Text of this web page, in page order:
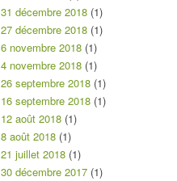
31 décembre 2018 (1)
27 décembre 2018 (1)
6 novembre 2018 (1)
4 novembre 2018 (1)
26 septembre 2018 (1)
16 septembre 2018 (1)
12 août 2018 (1)
8 août 2018 (1)
21 juillet 2018 (1)
30 décembre 2017 (1)